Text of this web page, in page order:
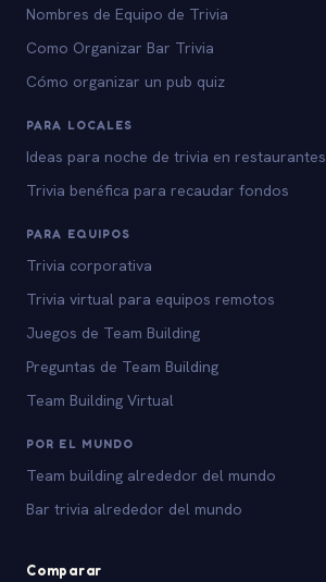
Nombres de Equipo de Trivia
Como Organizar Bar Trivia
Cómo organizar un pub quiz
PARA LOCALES
Ideas para noche de trivia en restaurantes
Trivia benéfica para recaudar fondos
PARA EQUIPOS
Trivia corporativa
Trivia virtual para equipos remotos
Juegos de Team Building
Preguntas de Team Building
Team Building Virtual
POR EL MUNDO
Team building alrededor del mundo
Bar trivia alrededor del mundo
Comparar